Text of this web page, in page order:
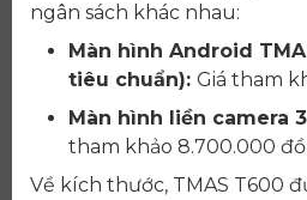
ngân sách khác nhau:
Màn hình Android
tiêu chuẩn): Giá tham
Màn hình liền camera
tham khảo 8.700.000
Về kích thước, TMAS T600